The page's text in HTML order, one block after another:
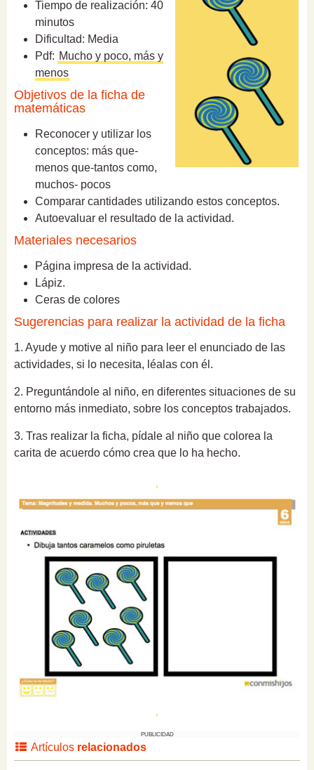
Tiempo de realización: 40
minutos
Dificultad: Media
Pdf: Mucho y poco, más y
menos
Objetivos de la ficha de
matemáticas
Reconocer y utilizar los
conceptos: más que-
menos que-tantos como,
muchos- pocos
Comparar cantidades utilizando estos conceptos.
Autoevaluar el resultado de la actividad.
Materiales necesarios
Página impresa de la actividad.
Lápiz.
Ceras de colores
Sugerencias para realizar la actividad de la ficha
1. Ayude y motive al niño para leer el enunciado de las
actividades, si lo necesita, léalas con él.
2. Preguntándole al niño, en diferentes situaciones de su
entorno más inmediato, sobre los conceptos trabajados.
3. Tras realizar la ficha, pídale al niño que colorea la
carita de acuerdo cómo crea que lo ha hecho.
PUBLICIDAD
Artículos relacionados